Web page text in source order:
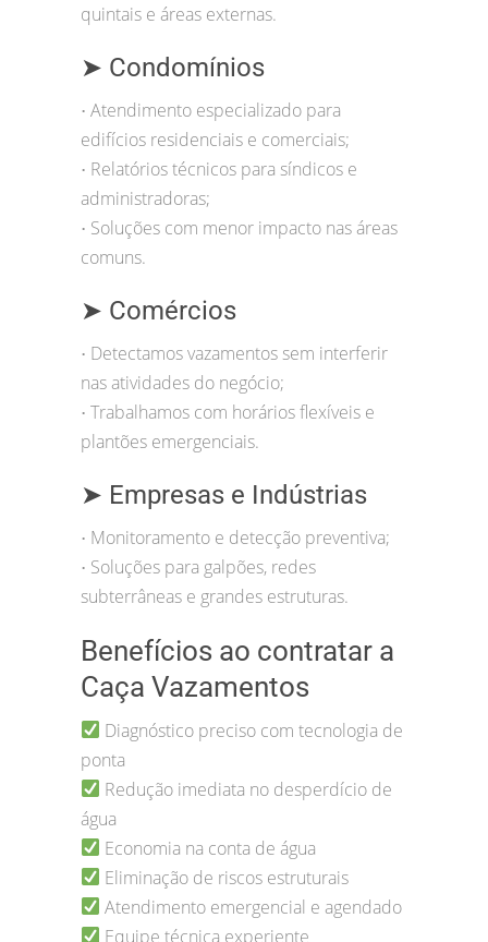
quintais e áreas externas.
➤ Condomínios
• Atendimento especializado para
edifícios residenciais e comerciais;
• Relatórios técnicos para síndicos e
administradoras;
• Soluções com menor impacto nas áreas
comuns.
➤ Comércios
• Detectamos vazamentos sem interferir
nas atividades do negócio;
• Trabalhamos com horários flexíveis e
plantões emergenciais.
➤ Empresas e Indústrias
• Monitoramento e detecção preventiva;
• Soluções para galpões, redes
subterrâneas e grandes estruturas.
Benefícios ao contratar a
Caça Vazamentos
Diagnóstico preciso com tecnologia de
ponta
Redução imediata no desperdício de
água
Economia na conta de água
Eliminação de riscos estruturais
Atendimento emergencial e agendado
Equipe técnica experiente